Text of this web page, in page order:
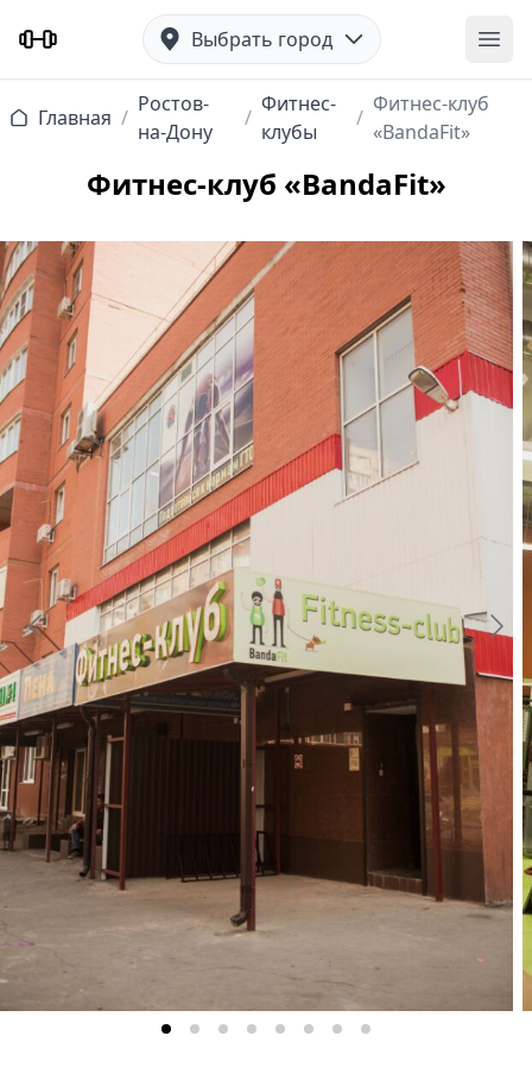
Выбрать город
Главная /
Ростов-
на-Дону
/
Фитнес-
клубы
/
Фитнес-клуб
«BandaFit»
Фитнес-клуб «BandaFit»